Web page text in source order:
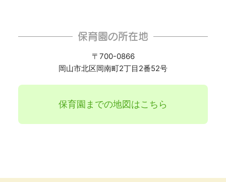
保育園の所在地
〒700-0866
岡山市北区岡南町2丁目2番52号
保育園までの地図はこちら